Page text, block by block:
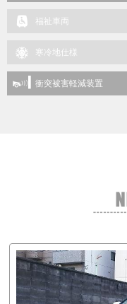
福祉車両
寒冷地仕様
衝突被害軽減装置